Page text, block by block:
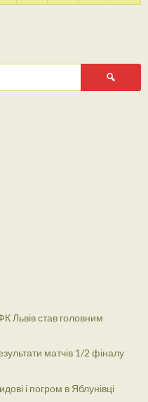
Пошук:
Львів став головним
матчів 1/2 фіналу
і погром в Яблунівці